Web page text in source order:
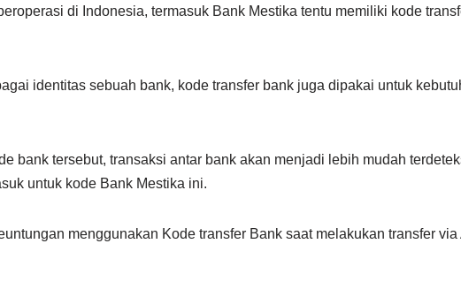
di Indonesia, termasuk Bank Mestika tentu memiliki kode
identitas sebuah bank, kode transfer bank juga dipakai untuk
bank tersebut, transaksi antar bank akan menjadi lebih mudah
untuk kode Bank Mestika ini.
menggunakan Kode transfer Bank saat melakukan transfer